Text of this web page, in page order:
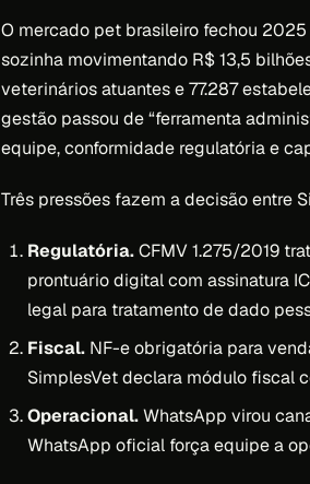
O mercado pet brasileiro fechou
sozinha movimentando R$ 13,5
veterinários atuantes e 77.287
gestão passou de “ferramenta
equipe, conformidade regulatória e
Três pressões fazem a decisão entre
Regulatória.CFMV 1.275/2019
prontuário digital com assinatura
legal para tratamento de dado
Fiscal. NF-e obrigatória para
SimplesVet declara módulo fiscal
Operacional.WhatsApp virou
WhatsApp oficial força equipe a